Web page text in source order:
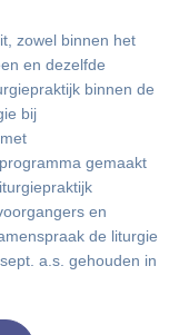
zowel binnen het
en dezelfde
binnen de
bij
gemaakt
en
de liturgie
a.s. gehouden in